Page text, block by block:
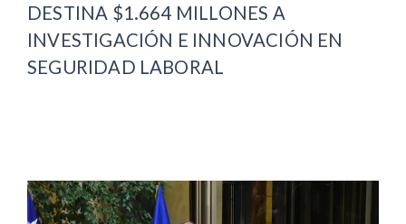
DESTINA $1.664 MILLONES A
INVESTIGACIÓN E INNOVACIÓN EN
SEGURIDAD LABORAL